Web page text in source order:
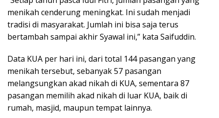
menikah cenderung meningkat. Ini sudah menjadi
tradisi di masyarakat. Jumlah ini bisa saja terus
bertambah sampai akhir Syawal ini,” kata Saifuddin.
Data KUA per hari ini, dari total 144 pasangan yang
menikah tersebut, sebanyak 57 pasangan
melangsungkan akad nikah di KUA, sementara 87
pasangan memilih akad nikah di luar KUA, baik di
rumah, masjid, maupun tempat lainnya.